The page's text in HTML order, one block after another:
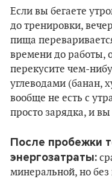
Если вы бегаете
до тренировки,
пища
времени до работы,
перекусите чем-
углеводами (банан,
вообще не есть с
просто зарядка, и
После пробежки
энергозатраты:
минеральной, но без